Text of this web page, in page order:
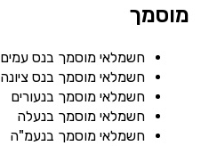
מוסמך
חשמלאי מוסמך בנס עמים
חשמלאי מוסמך בנס ציונה
חשמלאי מוסמך בנעורים
חשמלאי מוסמך בנעלה
חשמלאי מוסמך בנעמ"ה